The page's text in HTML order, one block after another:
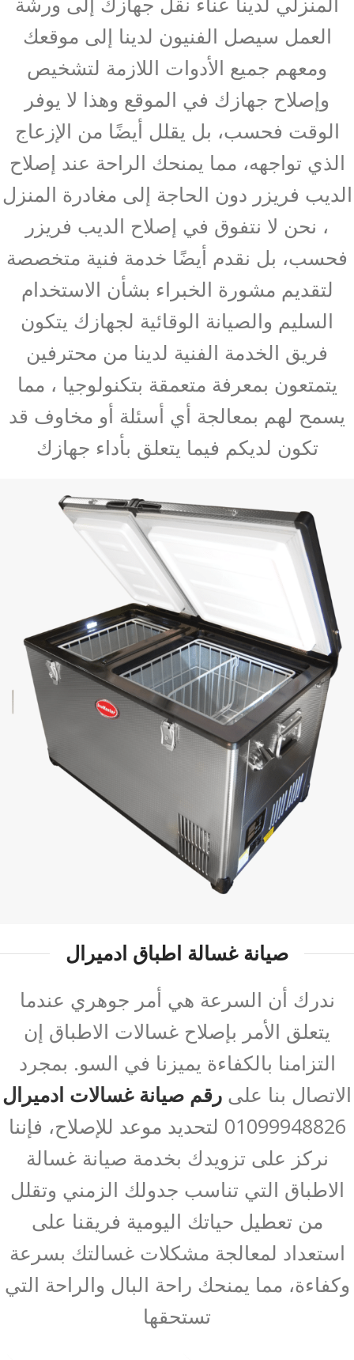
العمل سيصل الفنيون لدينا إلى موقعك
ومعهم جميع الأدوات اللازمة لتشخيص
وإصلاح جهازك في الموقع وهذا لا يوفر
الوقت فحسب، بل يقلل أيضًا من الإزعاج
الذي تواجهه، مما يمنحك الراحة عند إصلاح
الديب فريزر دون الحاجة إلى مغادرة المنزل
، نحن لا نتفوق في إصلاح الديب فريزر
فحسب، بل نقدم أيضًا خدمة فنية متخصصة
لتقديم مشورة الخبراء بشأن الاستخدام
السليم والصيانة الوقائية لجهازك يتكون
فريق الخدمة الفنية لدينا من محترفين
يتمتعون بمعرفة متعمقة بتكنولوجيا ، مما
يسمح لهم بمعالجة أي أسئلة أو مخاوف قد
تكون لديكم فيما يتعلق بأداء جهازك
صيانة غسالة اطباق ادميرال
ندرك أن السرعة هي أمر جوهري عندما
يتعلق الأمر بإصلاح غسالات الاطباق إن
التزامنا بالكفاءة يميزنا في السو. بمجرد
الاتصال بنا على رقم صيانة غسالات ادميرال
01099948826 لتحديد موعد للإصلاح، فإننا
نركز على تزويدك بخدمة صيانة غسالة
الاطباق التي تناسب جدولك الزمني وتقلل
من تعطيل حياتك اليومية فريقنا على
استعداد لمعالجة مشكلات غسالتك بسرعة
وكفاءة، مما يمنحك راحة البال والراحة التي
تستحقها